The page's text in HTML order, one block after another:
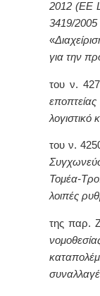
2012 (ΕΕ L
3419/2005
«
για την
του ν.
λογιστικό
του ν.
Τομέα-
λοιπές
της παρ.